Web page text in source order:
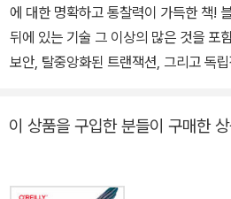
8. 스마트 컨트랙트는 규칙의 강제, 준
을 위한 로그, 타임스탬프 활동 정보와
메시지에 필요한 함수와 데이터만을 포
퀀스 다이어그램을 활용한다. 시퀀스 다
에 대한 명확하고 통찰력이 가득한 책! 블록체인은 단순한 비트코인
뒤에 있는 기술 그 이상의 많은 것을 포
보안, 탈중앙화된 트랜잭션, 그리고 독
같은 플랫폼은 이미 익숙한 프로그래밍
체인 기반 탈중앙화 앱을 설계하고 개발
이 상품을 구입한 분들이 구매한